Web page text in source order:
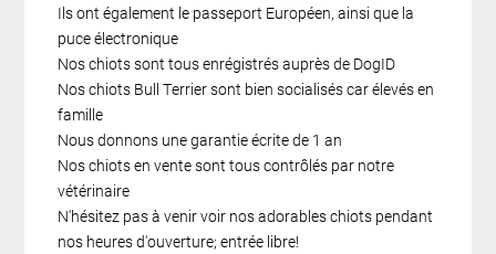
Ils ont également le passeport Européen, ainsi que la
puce électronique
Nos chiots sont tous enrégistrés auprès de DogID
Nos chiots Bull Terrier sont bien socialisés car élevés en
famille
Nous donnons une garantie écrite de 1 an
Nos chiots en vente sont tous contrôlés par notre
vétérinaire
N'hésitez pas à venir voir nos adorables chiots pendant
nos heures d'ouverture; entrée libre!